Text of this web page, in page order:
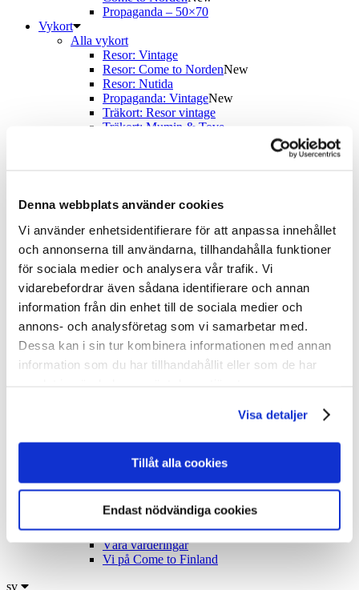
Denna webbplats använder cookies
Vi använder enhetsidentifierare för att anpassa innehållet
och annonserna till användarna, tillhandahålla funktioner
för sociala medier och analysera vår trafik. Vi
vidarebefordrar även sådana identifierare och annan
information från din enhet till de sociala medier och
annons- och analysföretag som vi samarbetar med.
Dessa kan i sin tur kombinera informationen med annan
information som du har tillhandahållit eller som de har
Visa detaljer
Tillåt alla cookies
Endast nödvändiga cookies
Propaganda – 50×70
Vykort
Alla vykort
Resor: Vintage
Resor: Come to NordenNew
Resor: Nutida
Propaganda: VintageNew
Träkort: Resor vintage
Träkort: Mumin & Tove
Brickor & Serveringsfat
Kylskåpsmagneter & Nyckelringar
Glasunderlägg & Muggar
Pussel & spel
Pussel
Spelkort
Memoryspel
Böcker
Om oss
Allt om utställningen
Utställningen Come to Finland
Utställningsturnén
B2B
B2B Försäljning
Bloggen: Affischjägarens bekännelser
Med passion för affischkonst
Läs boken!
Våra värderingar
Vi på Come to Finland
sv